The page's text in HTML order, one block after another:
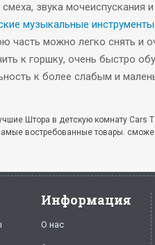
звука
музыкальные инструменты
часть можно легко снять
к горшку, очень быстро
к более слабым и
Штора в детскую комнату
востребованные товары.
Информация
О нас